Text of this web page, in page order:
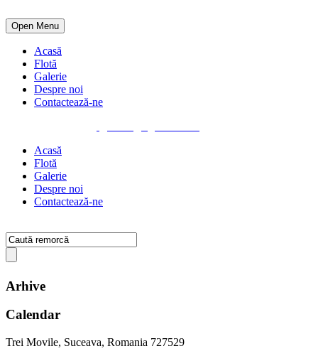
Open Menu
Acasă
Flotă
Galerie
Despre noi
Contactează-ne
Acasă
Flotă
Galerie
Despre noi
Contactează-ne
Arhive
Calendar
Trei Movile, Suceava, Romania 727529